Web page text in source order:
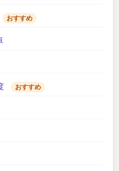
おすすめ
おすすめ